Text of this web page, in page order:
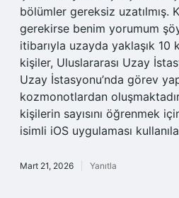
bölümler gereksiz uzatılmış.
gerekirse benim yorumum
itibarıyla uzayda yaklaşık 10
kişiler, Uluslararası Uzay
Uzay İstasyonu’nda görev
kozmonotlardan
kişilerin sayısını öğrenmek
isimli iOS uygulaması
Mart 21, 2026 Yanıtla